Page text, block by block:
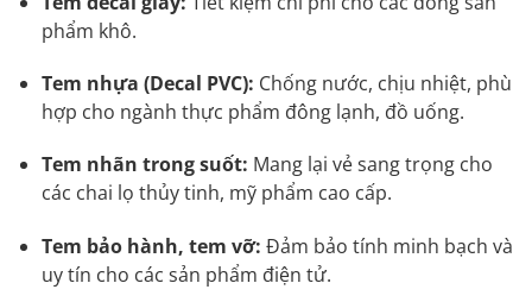
phẩm khô.
Tem nhựa (Decal PVC): Chống nước, chịu nhiệt, phù
hợp cho ngành thực phẩm đông lạnh, đồ uống.
Tem nhãn trong suốt: Mang lại vẻ sang trọng cho
các chai lọ thủy tinh, mỹ phẩm cao cấp.
Tem bảo hành, tem vỡ: Đảm bảo tính minh bạch và
uy tín cho các sản phẩm điện tử.